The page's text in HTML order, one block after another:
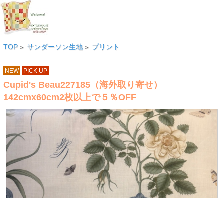
TOP > サンダーソン生地 > プリント
NEW PICK UP
Cupid's Beau227185（海外取り寄せ）
142cmx60cm2枚以上で５％OFF